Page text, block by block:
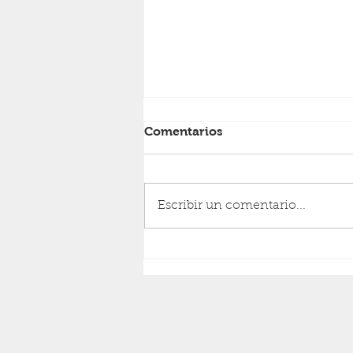
RESURRECCIÓN
Comentarios
Escribir un comentario...